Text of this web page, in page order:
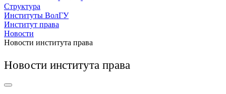
Структура
Институты ВолГУ
Институт права
Новости
Новости института права
Новости института права